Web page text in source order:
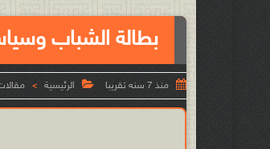
بطالة الشباب
 منذ 7 سنه تقريبا  الرئيسية >